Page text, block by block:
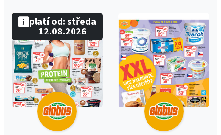
platí od: středa
12.08.2026